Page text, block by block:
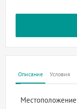
Описание Условия